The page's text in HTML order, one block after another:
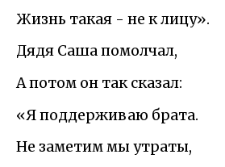
Жизнь такая - не к лицу».
Дядя Саша помолчал,
А потом он так сказал:
«Я поддерживаю брата.
Не заметим мы утраты,